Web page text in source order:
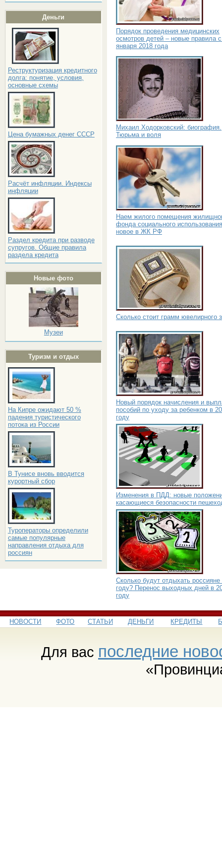
Деньги
Реструктуризация кредитного
долга: понятие, условия,
основные схемы
Цена бумажных денег СССР
Расчёт инфляции. Индексы
инфляции
Раздел кредита при разводе
супругов. Общие правила
раздела кредита
Новые фото
Музеи
Туризм и отдых
На Кипре ожидают 50 %
падения туристического
потока из России
В Тунисе вновь вводится
курортный сбор
Туроператоры определили
самые популярные
направления отдыха для
россиян
Порядок проведения медицинских
осмотров детей – новые правила
января 2018 года
Михаил Ходорковский: биография.
Тюрьма и воля
Наем жилого помещения
фонда социального
новое в ЖК РФ
Сколько стоит грамм ювелирного
Новый порядок начисления и
пособий по уходу за ребенком в
году
Изменения в ПДД: новые
касающиеся безопасности
Сколько будут отдыхать россияне
году? Перенос выходных дней в
году
НОВОСТИ ФОТО СТАТЬИ ДЕНЬГИ КРЕДИТЫ
Для вас последние